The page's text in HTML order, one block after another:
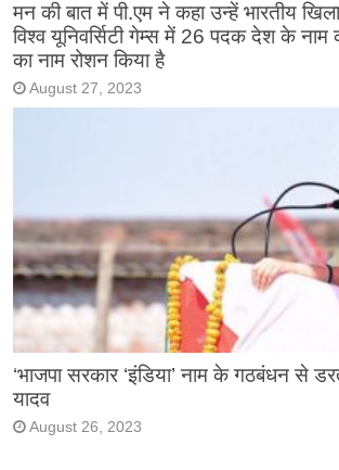
मन की बात में पी.एम ने कहा उन्हें भारतीय
विश्व यूनिवर्सिटी गेम्स में 26 पदक देश के
का नाम रोशन किया है
August 27, 2023
‘भाजपा सरकार ‘इंडिया’ नाम के गठबंधन से
यादव
August 26, 2023